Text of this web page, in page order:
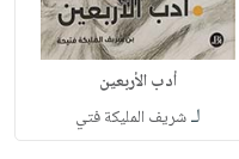
أدب الأربعين
لـشريف المليكة فتي